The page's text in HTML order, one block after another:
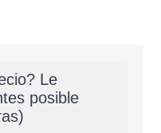
Le
posible